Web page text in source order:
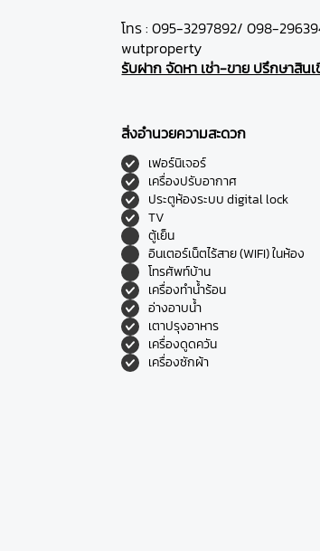
โทร : 095-3297892/ 098-
wutproperty
รับฝาก จัดหา เช่า-ขาย ปรึกษาสิน
สิ่งอำนวยความสะดวก
เฟอร์นิเจอร์
เครื่องปรับอากาศ
ประตูห้องระบบ digital lock
TV
ตู้เย็น
อินเตอร์เน็ตไร้สาย (WIFI) ในห้อง
โทรศัพท์บ้าน
เครื่องทำน้ำร้อน
อ่างอาบน้ำ
เตาปรุงอาหาร
เครื่องดูดควัน
เครื่องซักผ้า